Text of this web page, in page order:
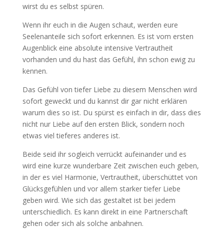
wirst du es selbst spüren.
Wenn ihr euch in die Augen schaut, werden eure
Seelenanteile sich sofort erkennen. Es ist vom ersten
Augenblick eine absolute intensive Vertrautheit
vorhanden und du hast das Gefühl, ihn schon ewig zu
kennen.
Das Gefühl von tiefer Liebe zu diesem Menschen wird
sofort geweckt und du kannst dir gar nicht erklären
warum dies so ist. Du spürst es einfach in dir, dass dies
nicht nur Liebe auf den ersten Blick, sondern noch
etwas viel tieferes anderes ist.
Beide seid ihr sogleich verrückt aufeinander und es
wird eine kurze wunderbare Zeit zwischen euch geben,
in der es viel Harmonie, Vertrautheit, überschüttet von
Glücksgefühlen und vor allem starker tiefer Liebe
geben wird. Wie sich das gestaltet ist bei jedem
unterschiedlich. Es kann direkt in eine Partnerschaft
gehen oder sich als solche anbahnen.